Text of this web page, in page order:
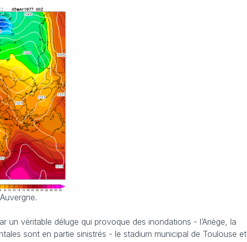
un véritable déluge qui provoque des inondations - l’Ariège, la
sont en partie sinistrés - le stadium municipal de Toulouse et